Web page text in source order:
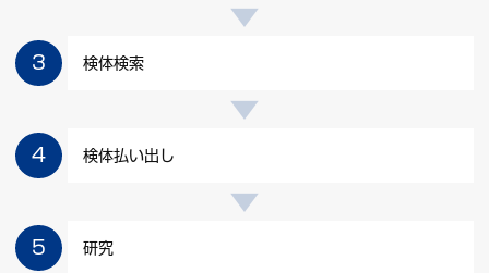
検体検索
検体払い出し
研究